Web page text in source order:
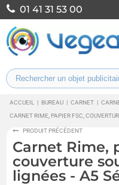
01 41 31 53 00
ACCUEIL | BUREAU | CARNET |
CARNET RIME, PAPIER FSC,
PRODUIT PRÉCÉDENT
Carnet Rime,
couverture
lignées - A5